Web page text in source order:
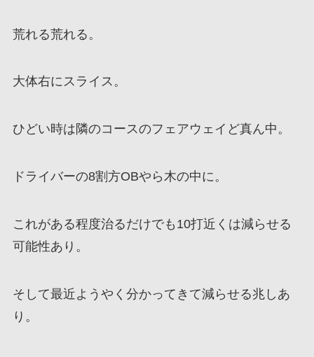
荒れる荒れる。
大体右にスライス。
ひどい時は隣のコースのフェアウェイど真ん中。
ドライバーの8割方OBやら木の中に。
これがある程度治るだけでも10打近くは減らせる
可能性あり。
そして最近ようやく分かってきて減らせる兆しあ
り。